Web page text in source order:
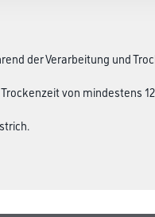
der Verarbeitung und
von mindestens